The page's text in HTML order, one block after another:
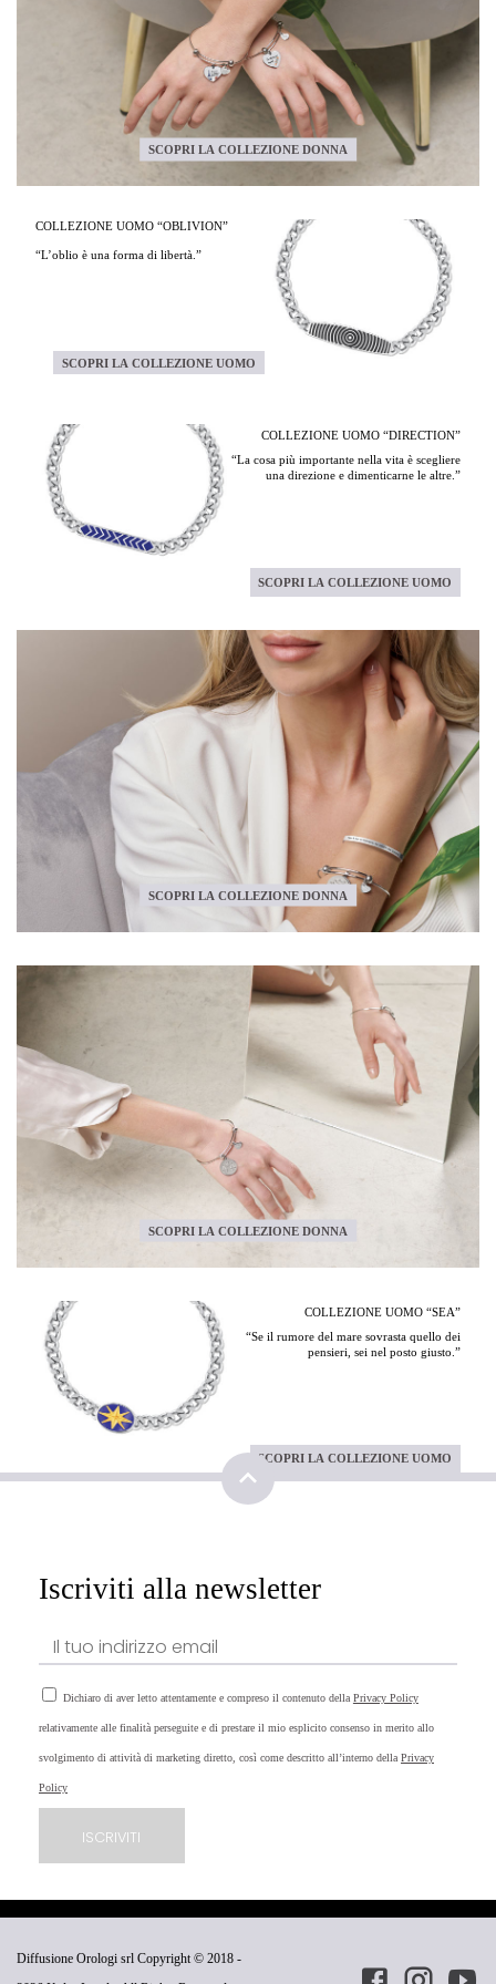
SCOPRI LA COLLEZIONE DONNA
COLLEZIONE UOMO “OBLIVION”
“L’oblio è una forma di libertà.”
SCOPRI LA COLLEZIONE UOMO
COLLEZIONE UOMO “DIRECTION”
“La cosa più importante nella vita è scegliere
una direzione e dimenticarne le altre.”
SCOPRI LA COLLEZIONE UOMO
SCOPRI LA COLLEZIONE DONNA
SCOPRI LA COLLEZIONE DONNA
COLLEZIONE UOMO “SEA”
“Se il rumore del mare sovrasta quello dei
pensieri, sei nel posto giusto.”
SCOPRI LA COLLEZIONE UOMO
Iscriviti alla newsletter
Dichiaro di aver letto attentamente e compreso il contenuto della Privacy Policy
relativamente alle finalità perseguite e di prestare il mio esplicito consenso in merito allo
svolgimento di attività di marketing diretto, così come descritto all’interno della Privacy
Policy
Diffusione Orologi srl Copyright © 2018 -